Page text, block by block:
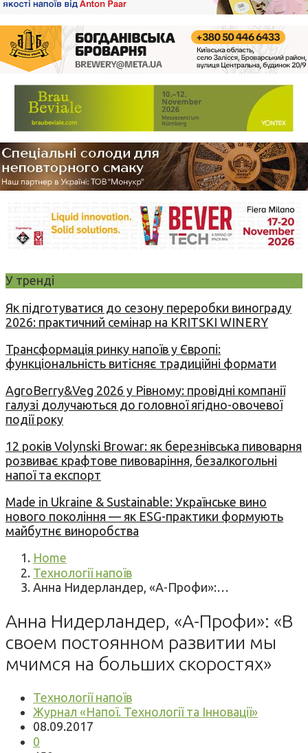
У тренді
Як підготуватися до сезону переробки винограду
2026: практичний семінар на KRITSKI WINERY
Трансформація ринку напоїв у Європі:
функціональність витісняє традиційні формати
AgroBerry&Veg 2026 у Рівному: провідні компанії
галузі долучаються до головної ягідно-овочевої
події року
12 років Volynski Browar: як березнівська пивоварня
розвиває крафтове пивоваріння, безалкогольні
напої та експорт
Made in Ukraine & Sustainable: Українське вино
нового покоління — як ESG-практики формують
майбутнє виноробства
Home
Технології напоїв
Анна Нидерландер, «А-Профи»:…
Анна Нидерландер, «А-Профи»: «В
своем постоянном развитии мы
мчимся на больших скоростях»
Технології напоїв
Журнал «Напої. Технології та Інновації»
08.09.2017
0